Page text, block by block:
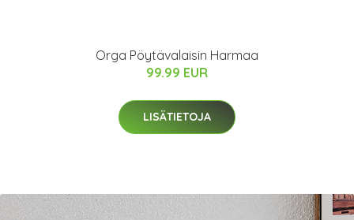
Orga Pöytävalaisin Harmaa
99.99 EUR
LISÄTIETOJA